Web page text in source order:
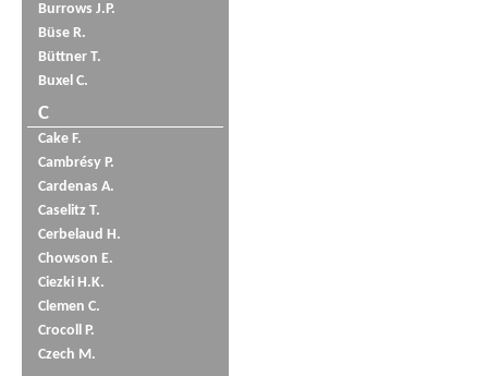
Burrows J.P.
Büse R.
Büttner T.
Buxel C.
C
Cake F.
Cambrésy P.
Cardenas A.
Caselitz T.
Cerbelaud H.
Chowson E.
Ciezki H.K.
Clemen C.
Crocoll P.
Czech M.